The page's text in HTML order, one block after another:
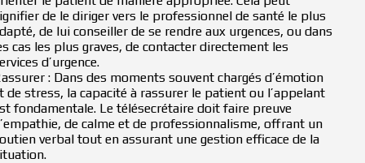
de le diriger vers le professionnel de santé le plus
de lui conseiller de se rendre aux urgences, ou dans
cas les plus graves, de contacter directement les
d’urgence.
: Dans des moments souvent chargés d’émotion
de stress, la capacité à rassurer le patient ou l’appelant
fondamentale. Le télésecrétaire doit faire preuve
de calme et de professionnalisme, offrant un
verbal tout en assurant une gestion efficace de la